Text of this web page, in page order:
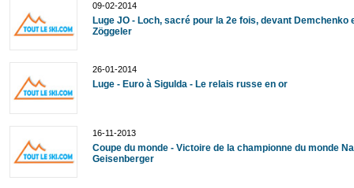
09-02-2014
Luge JO - Loch, sacré pour la 2e fois, devant Demchenko
Zöggeler
26-01-2014
Luge - Euro à Sigulda - Le relais russe en or
16-11-2013
Coupe du monde - Victoire de la championne du monde
Geisenberger